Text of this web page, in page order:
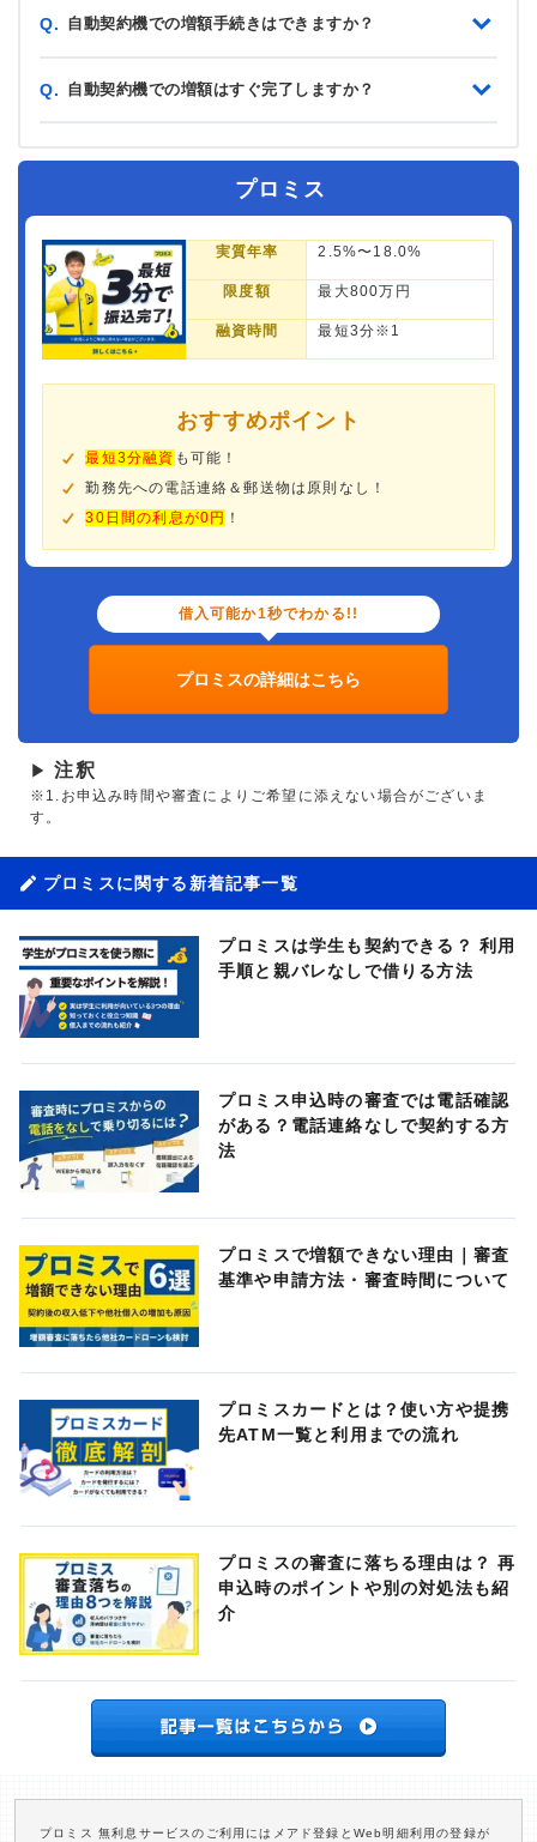
Q. 自動契約機での増額手続きはできますか？
Q. 自動契約機での増額はすぐ完了しますか？
プロミス
実質年率 2.5%〜18.0%
限度額 最大800万円
融資時間 最短3分※1
おすすめポイント
最短3分融資 も可能！
勤務先への電話連絡＆郵送物は原則なし！
30日間の利息が0円 ！
借入可能か1秒でわかる!!
プロミスの詳細はこちら
▶ 注釈
※1.お申込み時間や審査によりご希望に添えない場合がございま
す。
プロミスに関する新着記事一覧
プロミスは学生も契約できる？ 利用
手順と親バレなしで借りる方法
プロミス申込時の審査では電話確認
がある？電話連絡なしで契約する方
法
プロミスで増額できない理由｜審査
基準や申請方法・審査時間について
プロミスカードとは？使い方や提携
先ATM一覧と利用までの流れ
プロミスの審査に落ちる理由は？ 再
申込時のポイントや別の対処法も紹
介
プロミス 無利息サービスのご利用にはメアド登録とWeb明細利用の登録が